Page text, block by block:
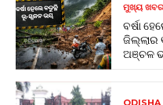
ମୁଖ୍ୟ ଖବର
ବର୍ଷା
ଜିଲ୍ଲାର
ଅଞ୍ଚଳ
ODISHA